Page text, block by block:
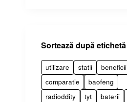
Sortează după etichetă
utilizare statii beneficii
comparatie
baofeng
radioddity
tyt baterii